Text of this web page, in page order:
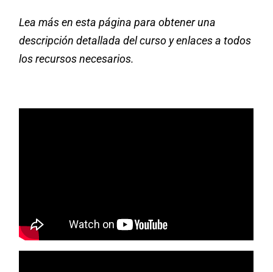
Lea más en esta página para obtener una
descripción detallada del curso y enlaces a todos
los recursos necesarios.